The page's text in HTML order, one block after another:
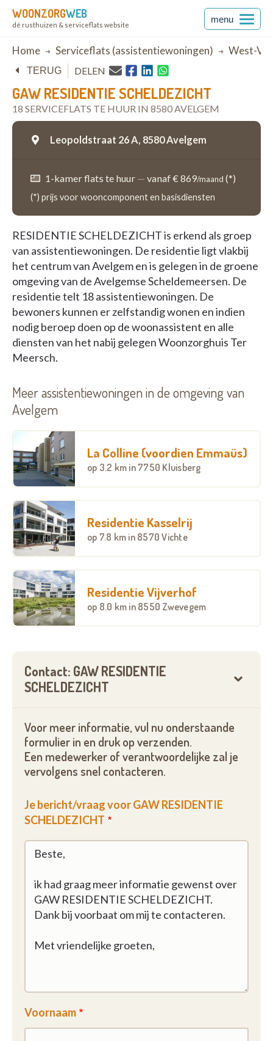
WOONZORGWEB
dé rusthuizen & serviceflats website
menu
Breadcrumb
Home Serviceflats (assistentiewoningen) West-
GAW RESIDENTIE SCHELDEZICHT
18 SERVICEFLATS TE HUUR IN 8580 AVELGEM
TERUG DELEN
Leopoldstraat 26 A, 8580 Avelgem
1-kamer flats te huur — vanaf € 869/maand (*)
(*) prijs voor wooncomponent en basisdiensten
RESIDENTIE SCHELDEZICHT is erkend als groep
van assistentiewoningen. De residentie ligt vlakbij
het centrum van Avelgem en is gelegen in de groene
omgeving van de Avelgemse Scheldemeersen. De
residentie telt 18 assistentiewoningen. De
bewoners kunnen er zelfstandig wonen en indien
nodig beroep doen op de woonassistent en alle
diensten van het nabij gelegen Woonzorghuis Ter
Meersch.
Meer assistentiewoningen in de omgeving van
Avelgem
La Colline (voordien Emmaüs)
op 3.2 km in 7750 Kluisberg
Residentie Kasselrij
op 7.8 km in 8570 Vichte
Residentie Vijverhof
op 8.0 km in 8550 Zwevegem
Contact: GAW RESIDENTIE
SCHELDEZICHT
Voor meer informatie, vul nu onderstaande
formulier in en druk op verzenden.
Een medewerker of verantwoordelijke zal je
vervolgens snel contacteren.
Je bericht/vraag voor GAW RESIDENTIE
SCHELDEZICHT
Voornaam